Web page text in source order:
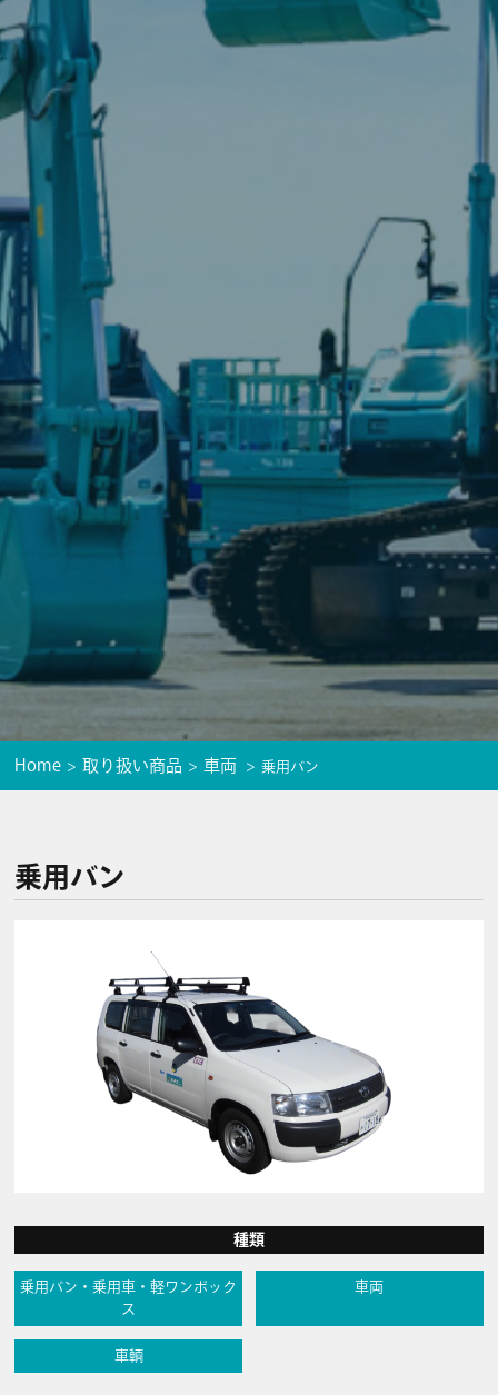
Home 取り扱い商品 車両 乗用バン
乗用バン
種類
乗用バン・乗用車・軽ワンボック
ス
車両
車輌